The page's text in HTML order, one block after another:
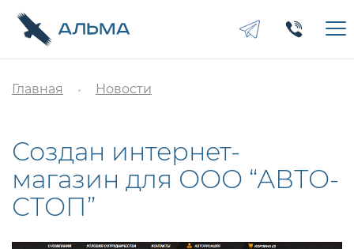
Главная Новости
Создан интернет-
магазин для ООО “АВТО-
СТОП”